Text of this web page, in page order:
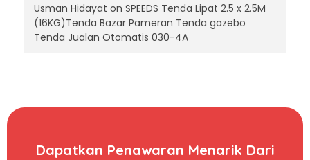
Usman Hidayat on SPEEDS Tenda Lipat 2.5 x 2.5M
(16KG)Tenda Bazar Pameran Tenda gazebo
Tenda Jualan Otomatis 030-4A
Dapatkan Penawaran Menarik Dari